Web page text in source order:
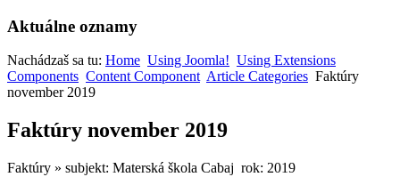
Aktuálne oznamy
Nachádzaš sa tu: Home Using Joomla! Using Extensions
Components Content Component Article Categories Faktúry
november 2019
Faktúry november 2019
Faktúry » subjekt: Materská škola Cabaj rok: 2019